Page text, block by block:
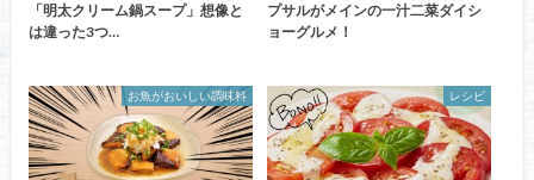
「明太クリーム鍋スープ」想像と
は違った3つ…
プサルがメインの一汁二菜ダイシ
ョーグルメ！
お魚がおいしい調味料 レシピ